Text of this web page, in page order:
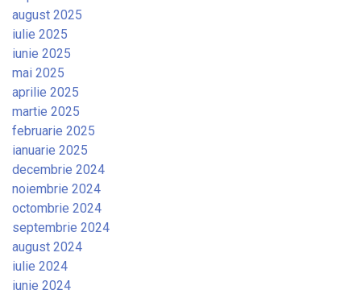
august 2025
iulie 2025
iunie 2025
mai 2025
aprilie 2025
martie 2025
februarie 2025
ianuarie 2025
decembrie 2024
noiembrie 2024
octombrie 2024
septembrie 2024
august 2024
iulie 2024
iunie 2024